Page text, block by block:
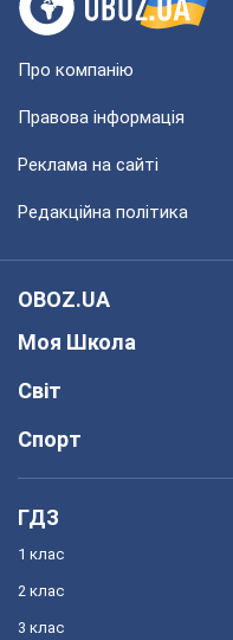
Про компанію
Правова інформація
Реклама на сайті
Редакційна політика
OBOZ.UA
Моя Школа
Світ
Спорт
ГДЗ
1 клас
2 клас
3 клас